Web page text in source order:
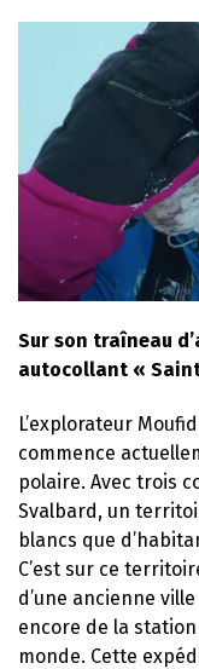
Sur son traîneau
autocollant «
L’explorateur
commence
polaire. Avec trois
Svalbard, un
blancs que
C’est sur ce
d’une ancienne
encore de la
monde. Cette